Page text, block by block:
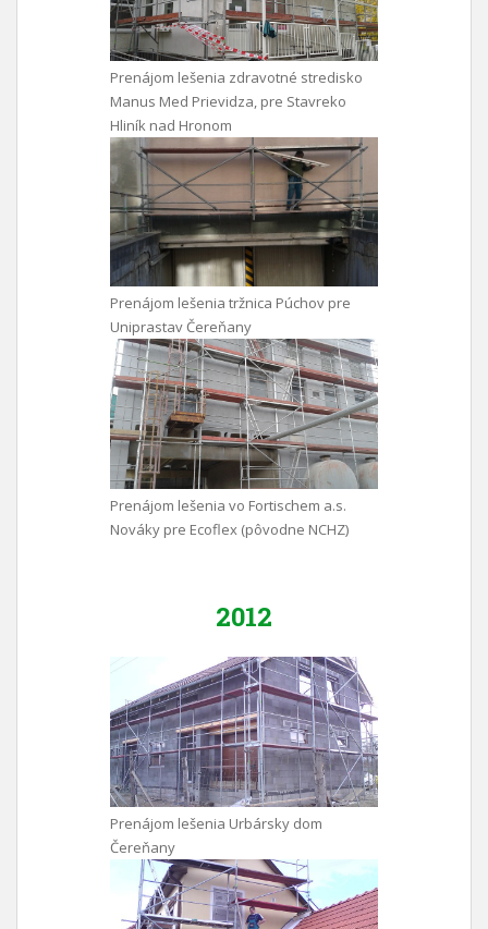
Prenájom lešenia zdravotné stredisko
Manus Med Prievidza, pre Stavreko
Hliník nad Hronom
Prenájom lešenia tržnica Púchov pre
Uniprastav Čereňany
Prenájom lešenia vo Fortischem a.s.
Nováky pre Ecoflex (pôvodne NCHZ)
2012
Prenájom lešenia Urbársky dom
Čereňany